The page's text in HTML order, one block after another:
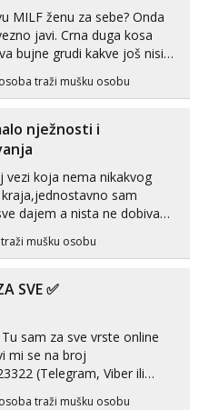
MILF ženu za sebe? Onda
javi. Crna duga kosa
bujne grudi kakve još nisi
A usne? O usnama
pričam. Prave pune usne
još nisi vidio. Uvijek sam
ONLOINE zabavu...
traži mušku osobu
nježnosti i
vezi koja nema nikakvog
sam
dajem a nista ne dobivam
potrebe,ne trazim puno
seks i njezne poljupce po
mušku osobu
SVE ✅
sam za sve vrste online
mi se na broj
(Telegram, Viber ili
uzivo.
traži mušku osobu